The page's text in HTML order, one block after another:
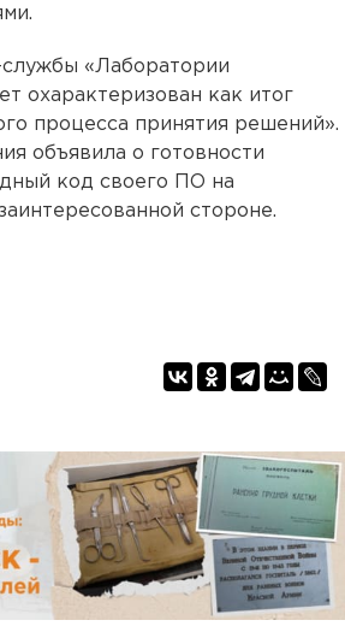
службы «Лаборатории
охарактеризован как итог
процесса принятия решений».
объявила о готовности
код своего ПО на
стороне.